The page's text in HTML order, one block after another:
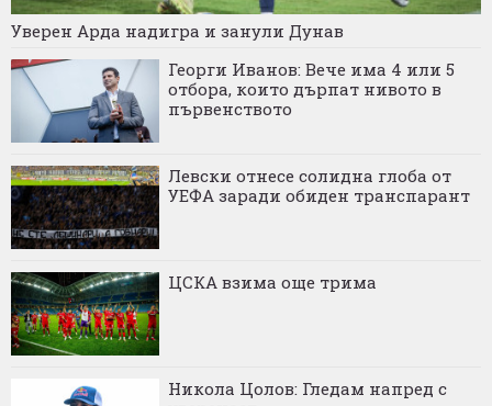
Уверен Арда надигра и занули Дунав
Георги Иванов: Вече има 4 или 5
отбора, които дърпат нивото в
първенството
Левски отнесе солидна глоба от
УЕФА заради обиден транспарант
ЦСКА взима още трима
Никола Цолов: Гледам напред с